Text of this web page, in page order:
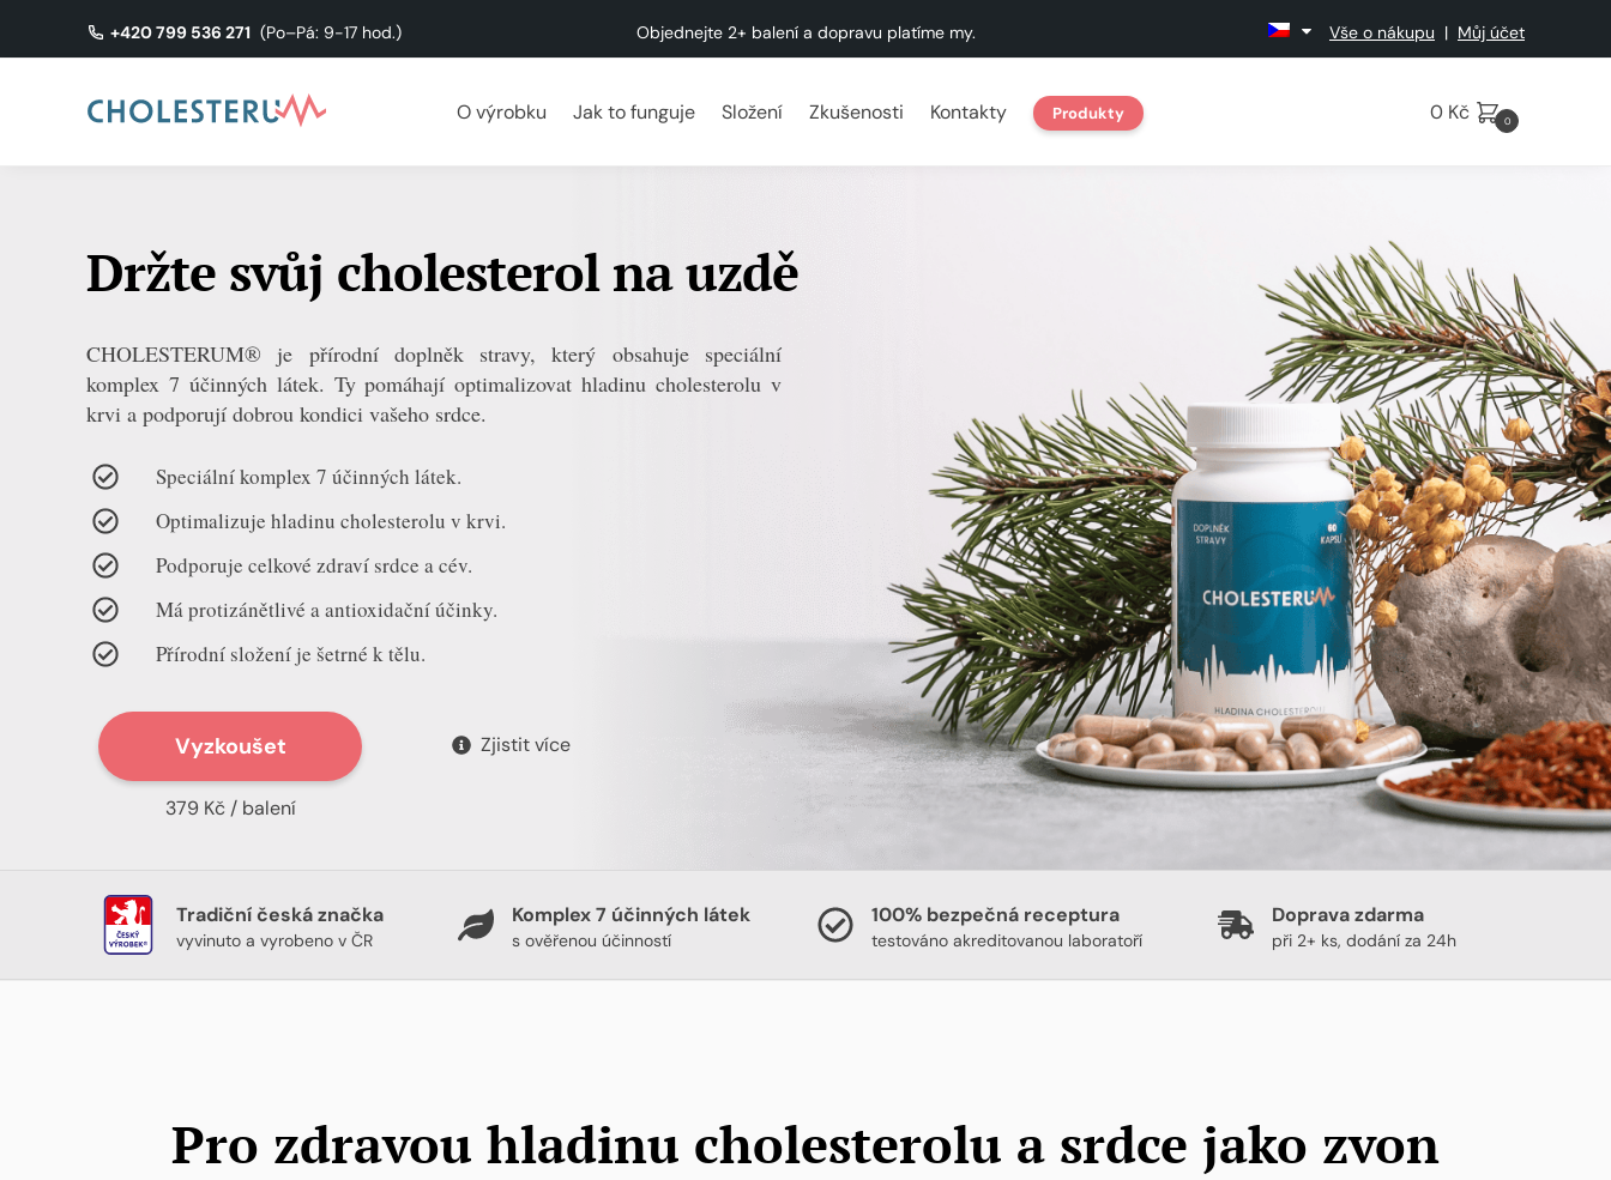
+420 799 536 271 (Po–Pá: 9-17 hod.) Objednejte 2+ balení a dopravu platíme my. Vše o nákupu | Můj účet
O výrobku Jak to funguje Složení Zkušenosti Kontakty Produkty 0 Kč 0
Držte svůj cholesterol na uzdě
CHOLESTERUM® je přírodní doplněk stravy, který obsahuje speciální
komplex 7 účinných látek. Ty pomáhají optimalizovat hladinu cholesterolu v
krvi a podporují dobrou kondici vašeho srdce.
Speciální komplex 7 účinných látek.
Optimalizuje hladinu cholesterolu v krvi.
Podporuje celkové zdraví srdce a cév.
Má protizánětlivé a antioxidační účinky.
Přírodní složení je šetrné k tělu.
Vyzkoušet
379 Kč / balení
Zjistit více
Tradiční česká značka
vyvinuto a vyrobeno v ČR
Komplex 7 účinných látek
s ověřenou účinností
100% bezpečná receptura
testováno akreditovanou laboratoří
Doprava zdarma
při 2+ ks, dodání za 24h
Pro zdravou hladinu cholesterolu a srdce jako zvon